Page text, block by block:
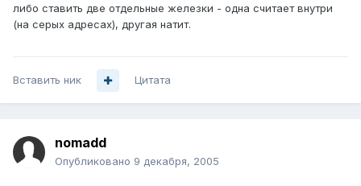
либо ставить две отдельные железки - одна считает внутри
(на серых адресах), другая натит.
Вставить ник Цитата
nomadd
Опубликовано 9 декабря, 2005